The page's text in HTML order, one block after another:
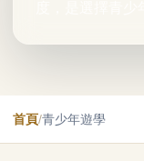
首頁/青少年遊學